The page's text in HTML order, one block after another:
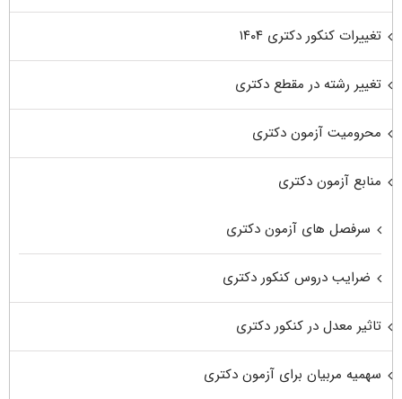
تغییرات کنکور دکتری ۱۴۰۴
تغییر رشته در مقطع دکتری
محرومیت آزمون دکتری
منابع آزمون دکتری
سرفصل های آزمون دکتری
ضرایب دروس کنکور دکتری
تاثیر معدل در کنکور دکتری
سهمیه مربیان برای آزمون دکتری